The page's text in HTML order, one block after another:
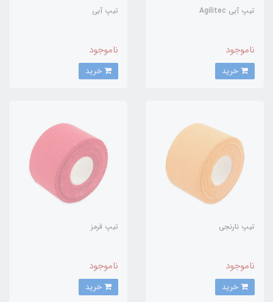
تیپ آبی Agilitec
ناموجود
تیپ آبی
ناموجود
تیپ نارنجی
ناموجود
تیپ قرمز
ناموجود